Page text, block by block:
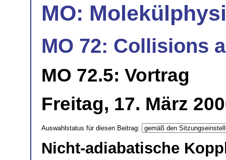
MO:
MO 72: Collisions
MO 72.5: Vortrag
Freitag, 17. März
Auswahlstatus für diesen Beitrag:
Nicht-adiabatische